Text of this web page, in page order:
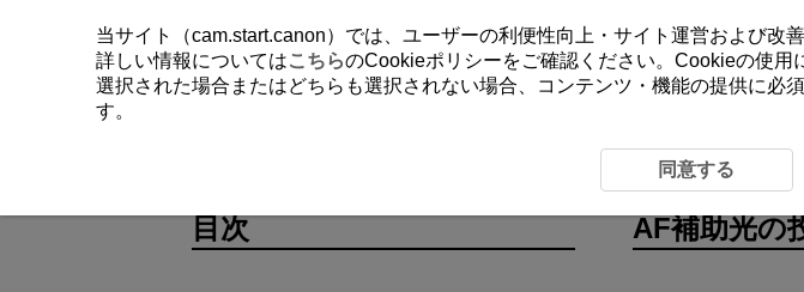
AF補助光の
目次
当サイト（cam.start.canon）では、ユーザーの利便性向上・サイト運営および
詳しい情報についてはこちらのCookieポリシーをご確認ください。Cookieの使用
選択された場合またはどちらも選択されない場合、コンテンツ・機能の提供に
す。
同意する